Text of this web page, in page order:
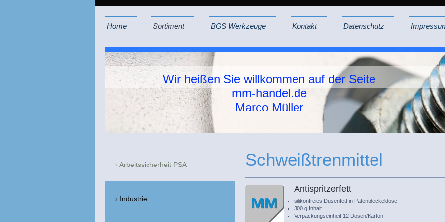
Home Sortiment BGS Werkzeuge Kontakt Datenschutz
Wir heißen Sie willkommen auf der Seite
mm-handel.de
Marco Müller
Schweißtrenmittel
Antispritzerfett
silikonfreies Düsenfett in Patentdeckeldose
300 g Inhalt
Verpackungseinheit 12 Dosen/Karton
Arbeitssicherheit PSA
Industrie